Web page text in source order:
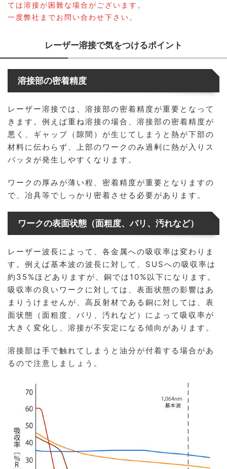
ては溶接が困難な場合がございます。
一度弊社までお問い合わせ下さい。
レーザー溶接で気をつけるポイント
溶接部の密着精度
レーザー溶接では、溶接部の密着精度が重要となって
きます。例えば重ね溶接の場合、溶接部の密着精度が
悪く、ギャップ（隙間）が生じてしまうと熱が下部の
材料に伝わらず、上部のワークのみ過剰に熱が入りス
パッタが発生しやすくなります。
ワークの厚みが薄い程、密着精度が重要となりますの
で、冶具等でしっかり密着させる必要があります。
ワークの表面状態（面粗度、バリ、汚れなど）
レーザー波長によって、各金属への吸収率は変わりま
す。例えば基本波の波長に対して、SUSへの吸収率は
約35%ほどありますが、銅では10%以下になります。
吸収率の良いワークに対しては、表面状態の影響はあ
まりうけませんが、高反射材である銅に対しては、表
面状態（面粗度、バリ、汚れなど）によって吸収率が
大きく変化し、溶接が不安定になる傾向があります。
溶接部は手で触れてしまうと油分が付着する場合があ
るので注意しましょう。